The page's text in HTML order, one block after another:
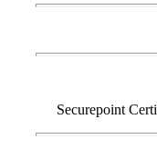
Securepoint